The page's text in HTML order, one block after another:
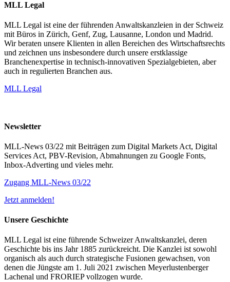
MLL Legal
MLL Legal ist eine der führenden Anwaltskanzleien in der Schweiz
mit Büros in Zürich, Genf, Zug, Lausanne, London und Madrid.
Wir beraten unsere Klienten in allen Bereichen des Wirtschaftsrechts
und zeichnen uns insbesondere durch unsere erstklassige
Branchenexpertise in technisch-innovativen Spezialgebieten, aber
auch in regulierten Branchen aus.
MLL Legal
Newsletter
MLL-News 03/22 mit Beiträgen zum Digital Markets Act, Digital
Services Act, PBV-Revision, Abmahnungen zu Google Fonts,
Inbox-Adverting und vieles mehr.
Zugang MLL-News 03/22
Jetzt anmelden!
Unsere Geschichte
MLL Legal ist eine führende Schweizer Anwaltskanzlei, deren
Geschichte bis ins Jahr 1885 zurückreicht. Die Kanzlei ist sowohl
organisch als auch durch strategische Fusionen gewachsen, von
denen die Jüngste am 1. Juli 2021 zwischen Meyerlustenberger
Lachenal und FRORIEP vollzogen wurde.